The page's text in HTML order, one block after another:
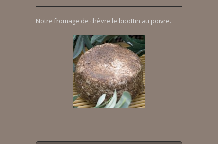
Notre fromage de chèvre le bicottin au poivre.